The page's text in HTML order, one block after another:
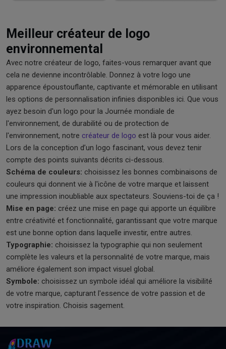
Meilleur créateur de logo
environnemental
Avec notre créateur de logo, faites-vous remarquer avant que
cela ne devienne incontrôlable. Donnez à votre logo une
apparence époustouflante, captivante et mémorable en utilisant
les options de personnalisation infinies disponibles ici. Que vous
ayez besoin d'un logo pour la Journée mondiale de
l'environnement, de durabilité ou de protection de
l'environnement, notre créateur de logo est là pour vous aider.
Lors de la conception d’un logo fascinant, vous devez tenir
compte des points suivants décrits ci-dessous.
Schéma de couleurs: choisissez les bonnes combinaisons de
couleurs qui donnent vie à l'icône de votre marque et laissent
une impression inoubliable aux spectateurs. Souviens-toi de ça !
Mise en page: créez une mise en page qui apporte un équilibre
entre créativité et fonctionnalité, garantissant que votre marque
est une bonne option dans laquelle investir, entre autres.
Typographie: choisissez la typographie qui non seulement
complète les valeurs et la personnalité de votre marque, mais
améliore également son impact visuel global.
Symbole: choisissez un symbole idéal qui améliore la visibilité
de votre marque, capturant l'essence de votre passion et de
votre inspiration. Choisis sagement.